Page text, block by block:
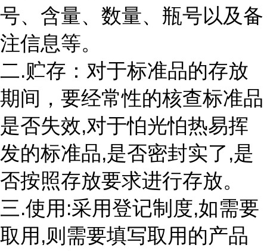
号、含量、数量、瓶号以及备
注信息等。
二.贮存：对于标准品的存放
期间，要经常性的核查标准品
是否失效,对于怕光怕热易挥
发的标准品,是否密封实了,是
否按照存放要求进行存放。
三.使用:采用登记制度,如需要
取用,则需要填写取用的产品